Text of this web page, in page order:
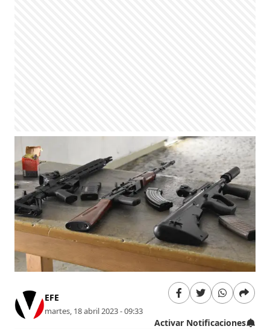
EFE
martes, 18 abril 2023 - 09:33
Activar Notificaciones